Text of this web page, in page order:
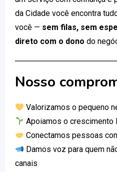
da Cidade você encontra
você — sem filas, sem
direto com o dono do
Nosso
Valorizamos o pequeno
Apoiamos o crescimento
Conectamos pessoas
Damos voz para quem
canais